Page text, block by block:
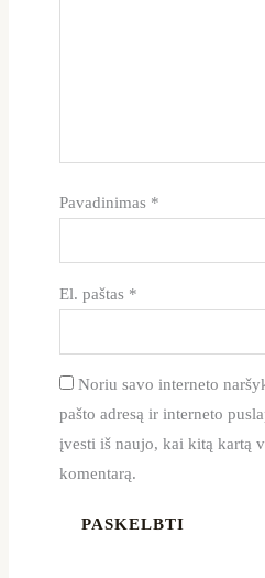
Pavadinimas *
El. paštas *
Noriu savo interneto
pašto adresą ir interneto
įvesti iš naujo, kai kitą kartą
komentarą.